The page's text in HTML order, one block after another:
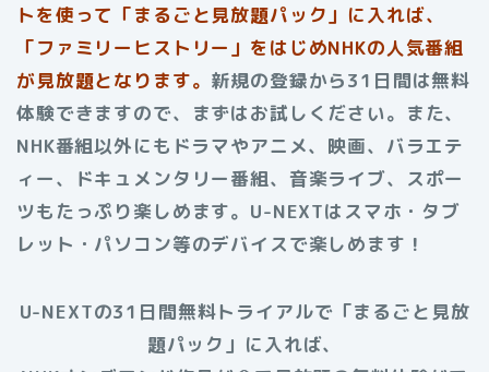
トを使って「まるごと見放題パック」に入れば、
「ファミリーヒストリー」をはじめNHKの人気番組
が見放題となります。 新規の登録から31日間は無料
体験できますので、まずはお試しください。また、
NHK番組以外にもドラマやアニメ、映画、バラエテ
ィー、ドキュメンタリー番組、音楽ライブ、スポー
ツもたっぷり楽しめます。U-NEXTはスマホ・タブ
レット・パソコン等のデバイスで楽しめます！
U-NEXTの31日間無料トライアルで「まるごと見放
題パック」に入れば、